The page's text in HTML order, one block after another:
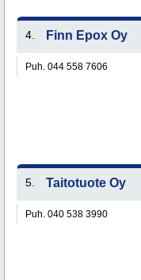
4. Finn Epox Oy
Puh. 044 558 7606
5. Taitotuote Oy
Puh. 040 538 3990